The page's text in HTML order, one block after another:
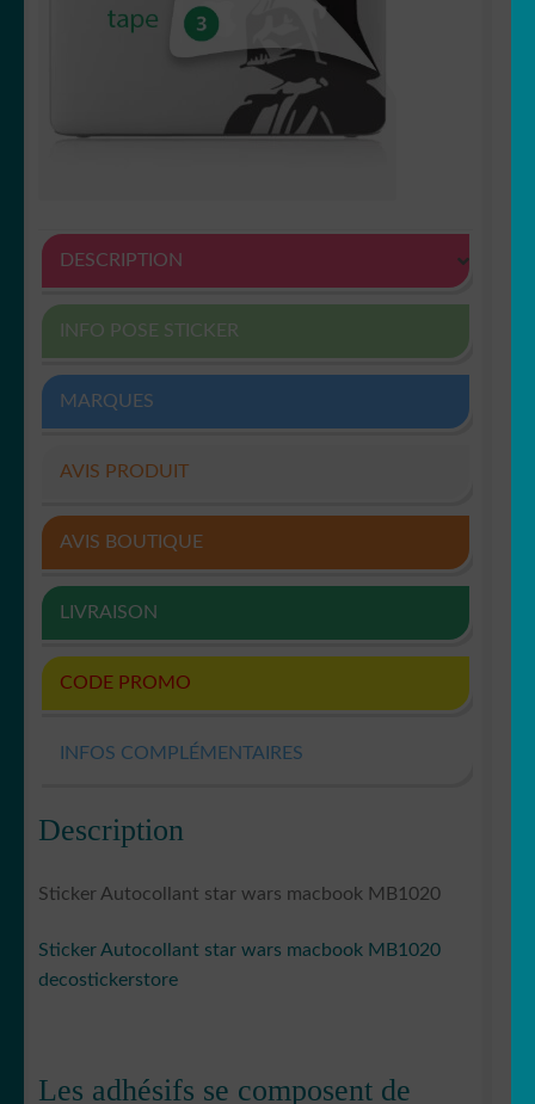
DESCRIPTION
INFO POSE STICKER
MARQUES
AVIS PRODUIT
AVIS BOUTIQUE
LIVRAISON
CODE PROMO
INFOS COMPLÉMENTAIRES
Description
Sticker Autocollant star wars macbook MB1020
Sticker Autocollant star wars macbook MB1020
decostickerstore
Les adhésifs se composent de